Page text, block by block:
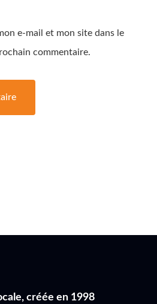
e-mail et mon site dans le
commentaire.
créée en 1998